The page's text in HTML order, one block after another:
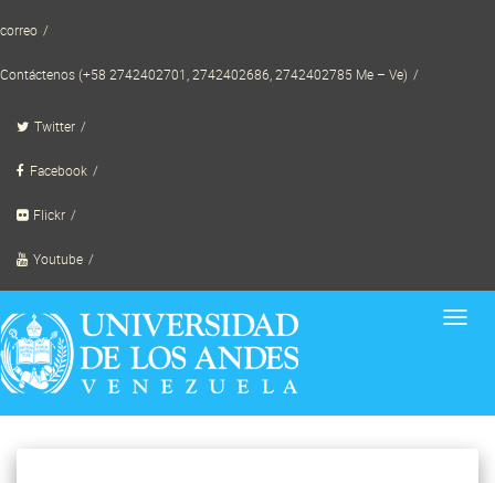
to
correo
Contáctenos (+58 2742402701, 2742402686, 2742402785 Me – Ve)
Twitter
Facebook
Flickr
Youtube